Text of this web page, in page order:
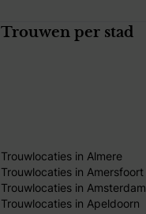
Trouwen per stad
Trouwlocaties in Almere
Trouwlocaties in Amersfoort
Trouwlocaties in Amsterdam
Trouwlocaties in Apeldoorn